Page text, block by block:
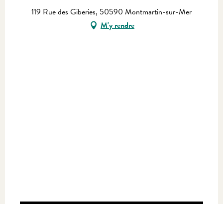
119 Rue des Giberies, 50590 Montmartin-sur-Mer
M'y rendre